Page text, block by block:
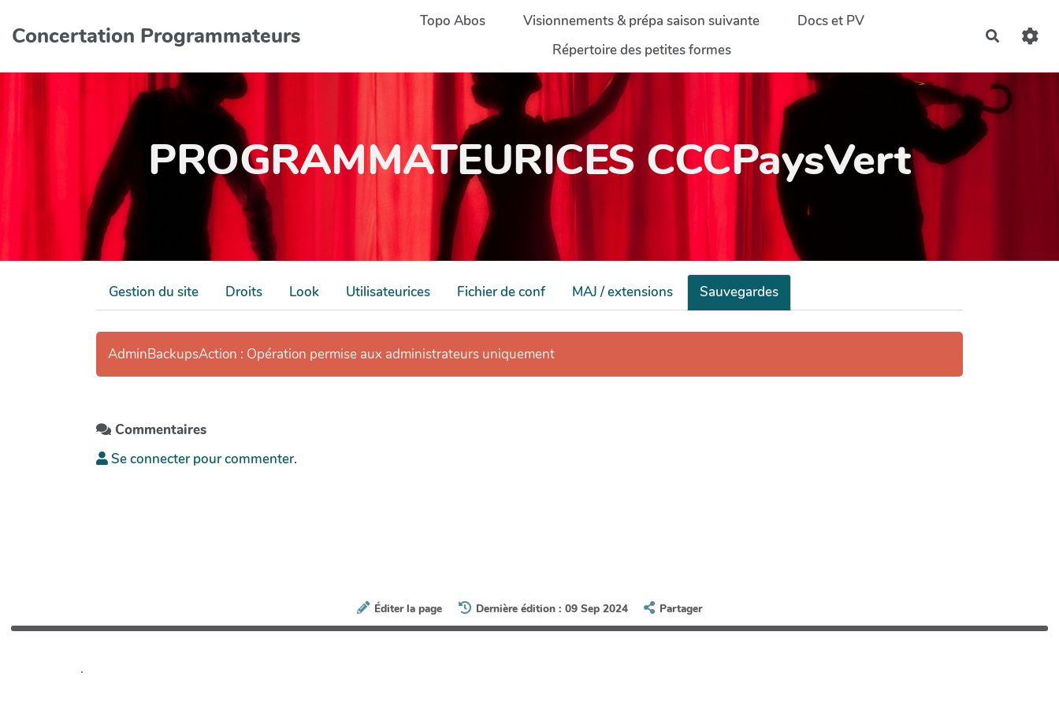
Concertation Programmateurs
Topo Abos Visionnements & prépa saison suivante
Docs et PV
Répertoire des petites formes
PROGRAMMATEURICES CCCPaysVert
Gestion du site Droits Look Utilisateurices Fichier de conf MAJ / extensions Sauvegardes
AdminBackupsAction : Opération permise aux administrateurs uniquement
Commentaires
Se connecter pour commenter.
Éditer la page Dernière édition : 09 Sep 2024 Partager
.